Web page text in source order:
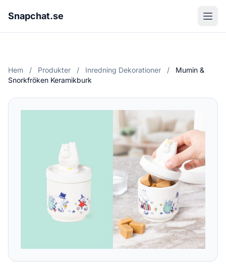
Snapchat.se
Hem / Produkter / Inredning Dekorationer /
Mumin &
Snorkfröken Keramikburk